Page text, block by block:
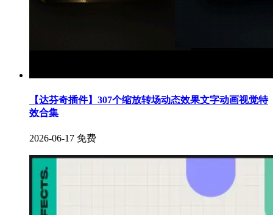
【达芬奇插件】307个缩放转场动态效果文字动画视觉特
效合集
2026-06-17 免费